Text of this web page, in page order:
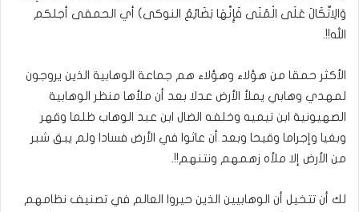
وَالِاتِّكَالَ عَلَى الْمُنَى فَإِنَّهَا بَضَائِعُ النوكى) أي الحمقى أجلكم
الله!!.
الأكثر حمقا من هؤلاء وهؤلاء هم جماعة الوهابية الذين يروجون
لمهدي وهابي يملأ الأرض عدلا بعد أن ملأها منظر الوهابية
الصهيونية ابن تيميه وخلفه الضال ابن عبد الوهاب ظلما وقهر
وبغيا وإجراما وقيحا وبعد أن عاثوا في الأرض فسادا ولم يبق شبر
من الأرض إلا ملأه زهمهم ونتنهم!!.
لك أن تتخيل أن الوهابيين الذين حيروا العالم في تصنيف نظامهم